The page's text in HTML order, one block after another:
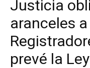
Justicia
aranceles
prevé la Ley